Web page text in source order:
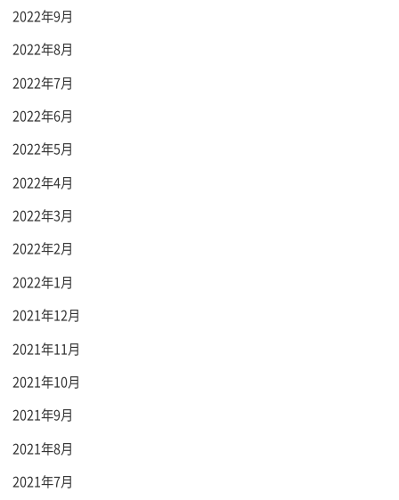
2022年9月
2022年8月
2022年7月
2022年6月
2022年5月
2022年4月
2022年3月
2022年2月
2022年1月
2021年12月
2021年11月
2021年10月
2021年9月
2021年8月
2021年7月